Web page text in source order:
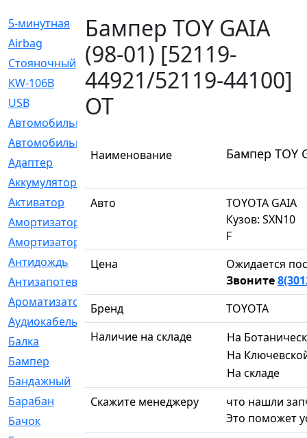
5-минутная
[1]
Airbag
[18]
Cтояночный
[1]
KW-106B
[0]
USB
Автомобильное
Автомобильный
Адаптер
[3]
Аккумулятор
Активатор
Амортизатор
Амортизаторы
Антидождь
Антизапотеватель
Ароматизатор
Аудиокабель
[2]
Балка
[58]
Бампер
Бандажный
Барабан
[5]
Бачок
Бампер TOY GAIA
(98-01) [52119-
44921/52119-44100]
OT
Наименование Бампер TOY
Авто
TOYOTA GAIA
Кузов: SXN10
F
Цена
Ожидается
Звоните
Бренд
TOYOTA
Наличие на складе
На
На
На складе
Скажите менеджеру
что нашли
Это поможет